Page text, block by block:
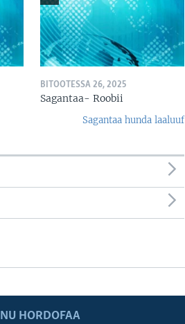
BITOOTESSA 26, 2025
Sagantaa- Roobii
Sagantaa hunda laaluuf
NU HORDOFAA